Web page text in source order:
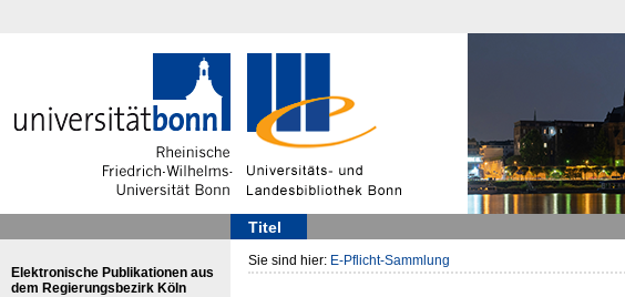
Titel
Elektronische Publikationen aus
dem Regierungsbezirk Köln
Sie sind hier: E-Pflicht-Sammlung